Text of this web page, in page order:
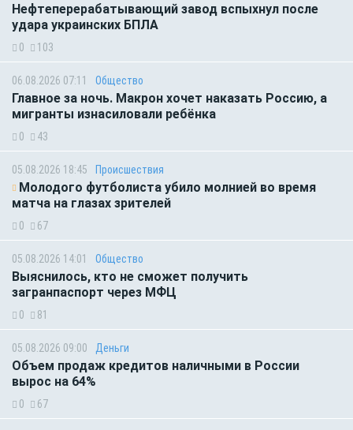
Нефтеперерабатывающий завод вспыхнул после
удара украинских БПЛА
0 103
06.08.2026 07:11 Общество
Главное за ночь. Макрон хочет наказать Россию, а
мигранты изнасиловали ребёнка
0 43
05.08.2026 18:45 Происшествия
Молодого футболиста убило молнией во время
матча на глазах зрителей
0 67
05.08.2026 14:01 Общество
Выяснилось, кто не сможет получить
загранпаспорт через МФЦ
0 81
05.08.2026 09:00 Деньги
Объем продаж кредитов наличными в России
вырос на 64%
0 67